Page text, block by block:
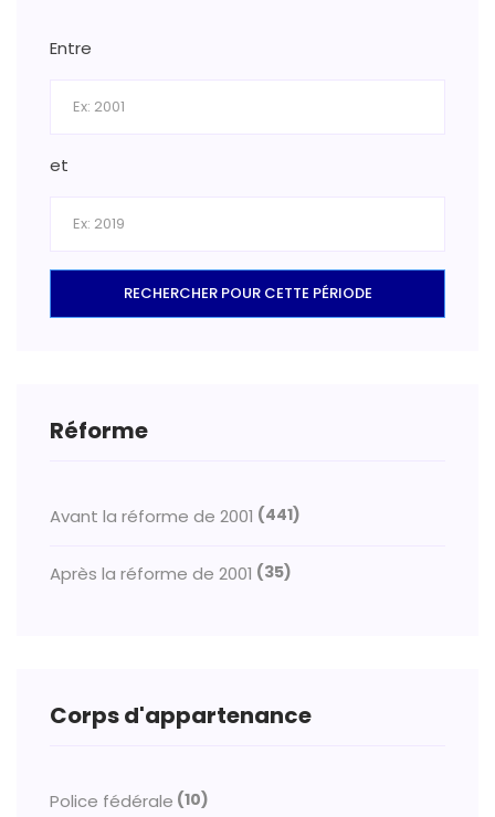
Entre
et
RECHERCHER POUR CETTE PÉRIODE
Réforme
Avant la réforme de 2001 (441)
Après la réforme de 2001 (35)
Corps d'appartenance
Police fédérale (10)